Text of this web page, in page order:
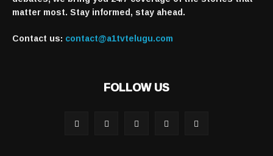
matter most. Stay informed, stay ahead.
Contact us: contact@a1tvtelugu.com
FOLLOW US